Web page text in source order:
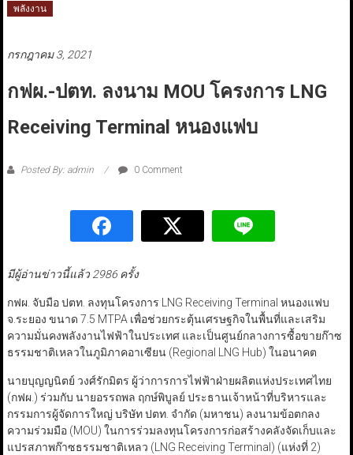
พลังงาน
กรกฎาคม 3, 2021
กฟผ.-ปตท. ลงนาม MOU โครงการ LNG
Receiving Terminal หนองแฟบ
Posted By: admin 0 Comment
มีผู้อ่านข่าวนี้แล้ว 2986 ครั้ง
กฟผ. จับมือ ปตท. ลงทุนโครงการ LNG Receiving Terminal หนองแฟบ
จ.ระยอง ขนาด 7.5 MTPA เพื่อช่วยกระตุ้นเศรษฐกิจในพื้นที่และเสริม
ความมั่นคงพลังงานไฟฟ้าในประเทศ และเป็นศูนย์กลางการซื้อขายก๊าซ
ธรรมชาติเหลวในภูมิภาคอาเซียน (Regional LNG Hub) ในอนาคต
นายบุญญนิตย์ วงศ์รักมิตร ผู้ว่าการการไฟฟ้าฝ่ายผลิตแห่งประเทศไทย
(กฟผ.) ร่วมกับ นายอรรถพล ฤกษ์พิบูลย์ ประธานเจ้าหน้าที่บริหารและ
กรรมการผู้จัดการใหญ่ บริษัท ปตท. จำกัด (มหาชน) ลงนามข้อตกลง
ความร่วมมือ (MOU) ในการร่วมลงทุนโครงการก่อสร้างคลังจัดเก็บและ
แปรสภาพก๊าซธรรมชาติเหลว (LNG Receiving Terminal) (แห่งที่ 2)